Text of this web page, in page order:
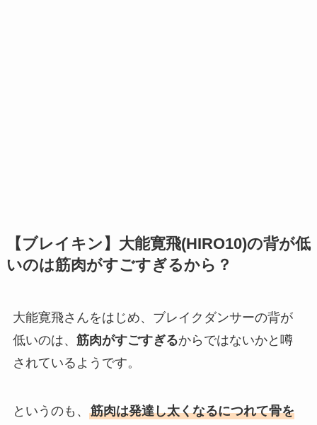
【ブレイキン】大能寛飛(HIRO10)の背が低
いのは筋肉がすごすぎるから？
大能寛飛さんをはじめ、ブレイクダンサーの背が
低いのは、 筋肉がすごすぎるからではないかと噂
されているようです。
というのも、 筋肉は発達し太くなるにつれて骨を